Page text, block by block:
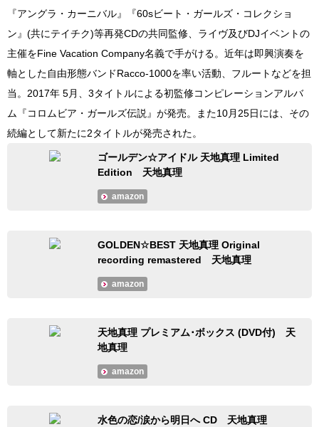
『アングラ・カーニバル』『60sビート・ガールズ・コレクショ
ン』(共にテイチク)等再発CDの共同監修、ライヴ及びDJイベントの
主催をFine Vacation Company名義で手がける。近年は即興演奏を
軸とした自由形態バンドRacco-1000を率い活動、フルートなどを担
当。2017年 5月、3タイトルによる初監修コンピレーションアルバ
ム『コロムビア・ガールズ伝説』が発売。また10月25日には、その
続編として新たに2タイトルが発売された。
ゴールデン☆アイドル 天地真理 Limited
Edition 天地真理
amazon
GOLDEN☆BEST 天地真理 Original
recording remastered 天地真理
amazon
天地真理 プレミアム･ボックス (DVD付) 天
地真理
amazon
水色の恋/涙から明日へ CD 天地真理